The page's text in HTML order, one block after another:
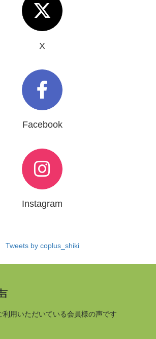
X
Facebook
Instagram
Tweets by coplus_shiki
利用いただいている会員様の声です